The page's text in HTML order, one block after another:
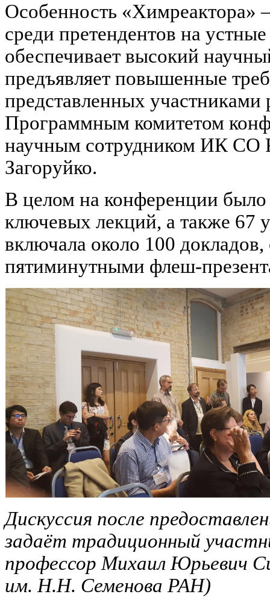
Особенность «Химреактора»
среди претендентов на
обеспечивает высокий
предъявляет повышенные
представленных участниками
Программным комитетом
научным сотрудником ИК СО
Загоруйко.
В целом на конференции
ключевых лекций, а также 67
включала около 100
пятиминутными флеш-
Дискуссия после
задаёт традиционный
профессор Михаил Юрьевич
им. Н.Н. Семенова РАН)